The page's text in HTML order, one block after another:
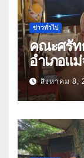
ข่าวทั่วไป
คณะศรัท
อำเภอแ
แก๊งคอล
ปีกว่า
สิงหาคม 8,